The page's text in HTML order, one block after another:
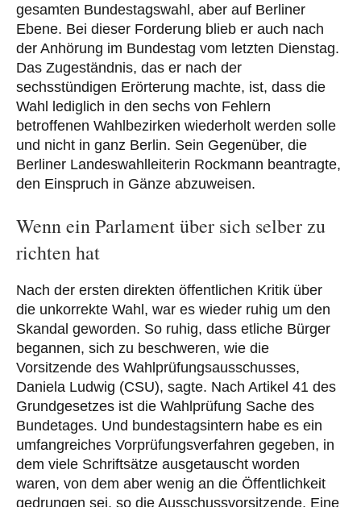
gesamten Bundestagswahl, aber auf Berliner
Ebene. Bei dieser Forderung blieb er auch nach
der Anhörung im Bundestag vom letzten Dienstag.
Das Zugeständnis, das er nach der
sechsstündigen Erörterung machte, ist, dass die
Wahl lediglich in den sechs von Fehlern
betroffenen Wahlbezirken wiederholt werden solle
und nicht in ganz Berlin. Sein Gegenüber, die
Berliner Landeswahlleiterin Rockmann beantragte,
den Einspruch in Gänze abzuweisen.
Wenn ein Parlament über sich selber zu
richten hat
Nach der ersten direkten öffentlichen Kritik über
die unkorrekte Wahl, war es wieder ruhig um den
Skandal geworden. So ruhig, dass etliche Bürger
begannen, sich zu beschweren, wie die
Vorsitzende des Wahlprüfungsausschusses,
Daniela Ludwig (CSU), sagte. Nach Artikel 41 des
Grundgesetzes ist die Wahlprüfung Sache des
Bundetages. Und bundestagsintern habe es ein
umfangreiches Vorprüfungsverfahren gegeben, in
dem viele Schriftsätze ausgetauscht worden
waren, von dem aber wenig an die Öffentlichkeit
gedrungen sei, so die Ausschussvorsitzende. Eine